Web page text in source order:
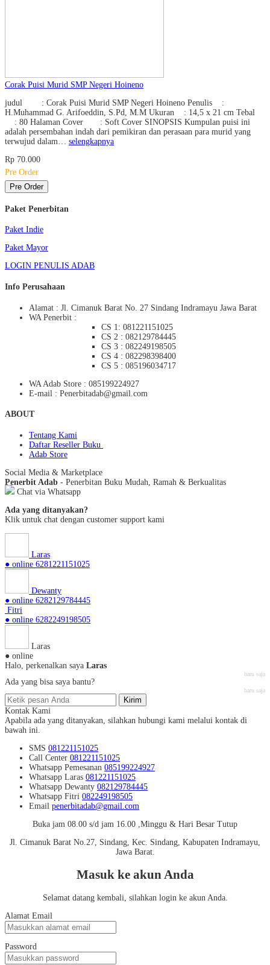
Corak Puisi Murid SMP Negeri Hoineno
judul : Corak Puisi Murid SMP Negeri Hoineno Penulis :
H.Muhammad G. Arifoeddin, S.Pd, M.M Ukuran : 14,5 x 21 cm Tebal
: 80 Halaman Cover : Soft Cover SINOPSIS Kumpulan puisi ini
adalah persembahan indah dari pemikiran dan perasaan para murid yang
terwujud dalam… selengkapnya
Rp 70.000
Pre Order
Pre Order
Paket Penerbitan
Paket Indie
Paket Mayor
LOGIN PENULIS ADAB
Info Perusahaan
Alamat : Jl. Cimanuk Barat No. 27 Sindang Indramayu Jawa Barat
WA Penerbit :
CS 1: 081221151025
CS 2 : 082129784445
CS 3 : 082249198505
CS 4 : 082298398400
CS 5 : 085196034717
WA Adab Store : 085199224927
E-mail : Penerbitadab@gmail.com
ABOUT
Tentang Kami
Daftar Reseller Buku
Adab Store
Social Media & Marketplace
Penerbit Adab - Penerbitan Buku Mudah, Ramah & Berkualitas
Chat via Whatsapp
Ada yang ditanyakan?
Klik untuk chat dengan customer support kami
Laras
● online 6281221151025
Dewanty
● online 6282129784445
Fitri
● online 6282249198505
Laras
● online
Halo, perkenalkan saya Laras
baru saja
Ada yang bisa saya bantu?
baru saja
Kirim
Kontak Kami
Apabila ada yang ditanyakan, silahkan hubungi kami melalui kontak di
bawah ini.
SMS 081221151025
Call Center 081221151025
Whatsapp Pemesanan 085199224927
Whatsapp Laras 081221151025
Whatsapp Dewanty 082129784445
Whatsapp Fitri 082249198505
Email penerbitadab@gmail.com
Buka jam 08.00 s/d jam 16.00 ,Minggu & Hari Besar Tutup
Jl. Cimanuk Barat No.27, Sindang, Kec. Sindang, Kabupaten Indramayu,
Jawa Barat.
Masuk ke akun Anda
Selamat datang kembali, silahkan login ke akun Anda.
Alamat Email
Password